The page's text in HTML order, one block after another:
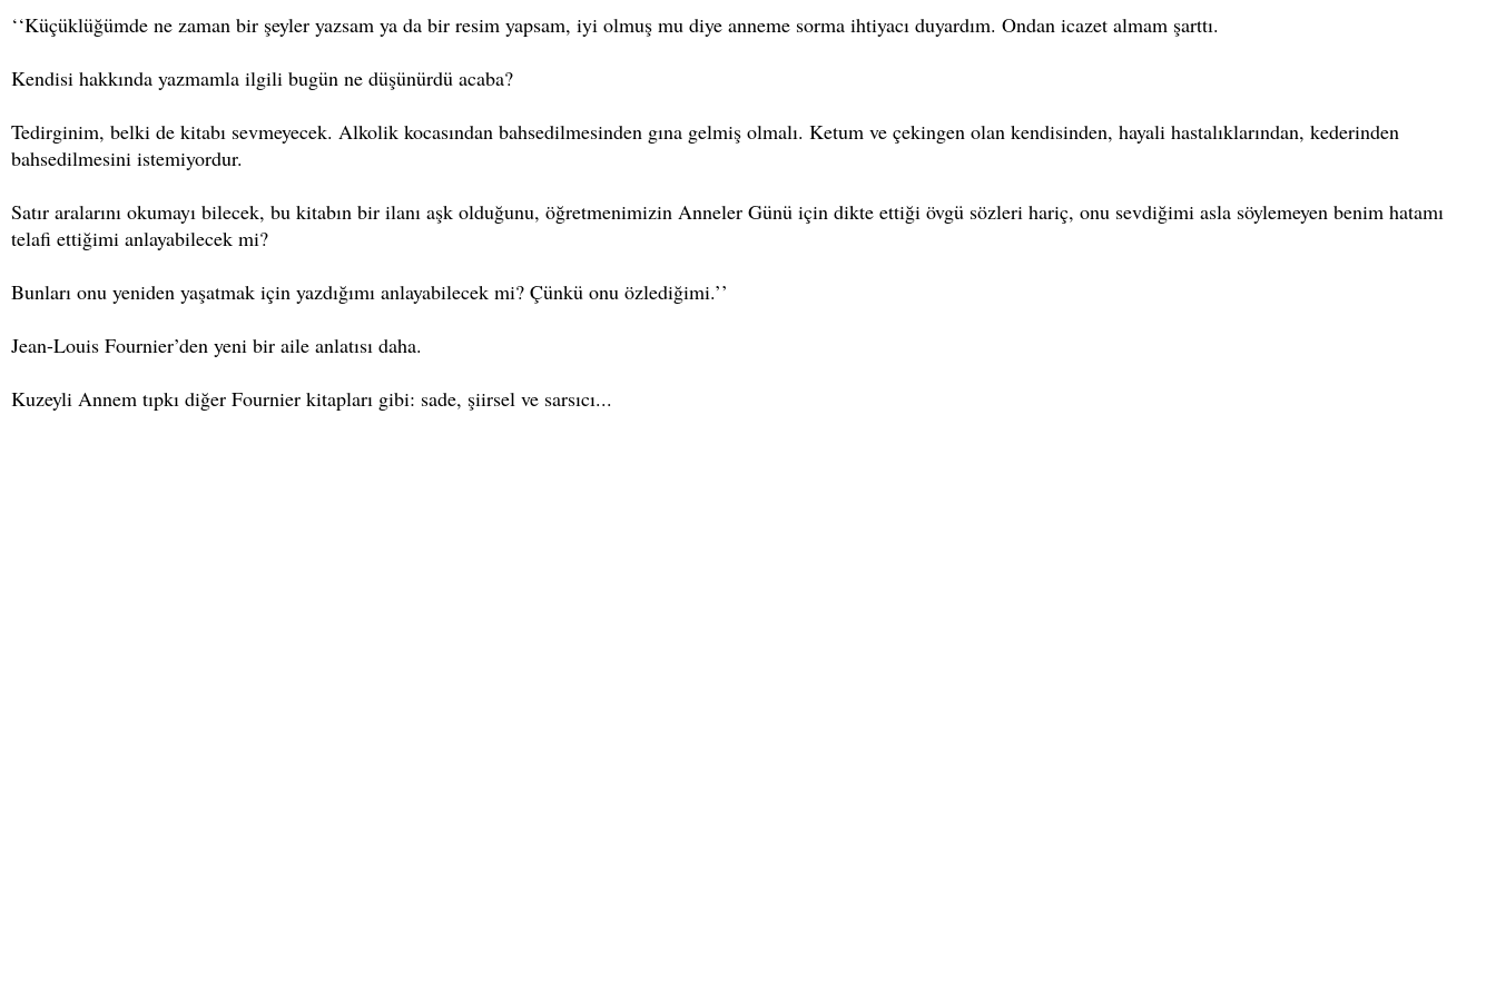
‘‘Küçüklüğümde ne zaman bir şeyler yazsam ya da bir resim yapsam, iyi olmuş mu diye anneme sorma ihtiyacı duyardım. Ondan icazet almam şarttı.
Kendisi hakkında yazmamla ilgili bugün ne düşünürdü acaba?
Tedirginim, belki de kitabı sevmeyecek. Alkolik kocasından bahsedilmesinden gına gelmiş olmalı. Ketum ve çekingen olan kendisinden, hayali hastalıklarından, kederinden
bahsedilmesini istemiyordur.
Satır aralarını okumayı bilecek, bu kitabın bir ilanı aşk olduğunu, öğretmenimizin Anneler Günü için dikte ettiği övgü sözleri hariç, onu sevdiğimi asla söylemeyen benim hatamı
telafi ettiğimi anlayabilecek mi?
Bunları onu yeniden yaşatmak için yazdığımı anlayabilecek mi? Çünkü onu özlediğimi.’’
Jean-Louis Fournier’den yeni bir aile anlatısı daha.
Kuzeyli Annem tıpkı diğer Fournier kitapları gibi: sade, şiirsel ve sarsıcı...